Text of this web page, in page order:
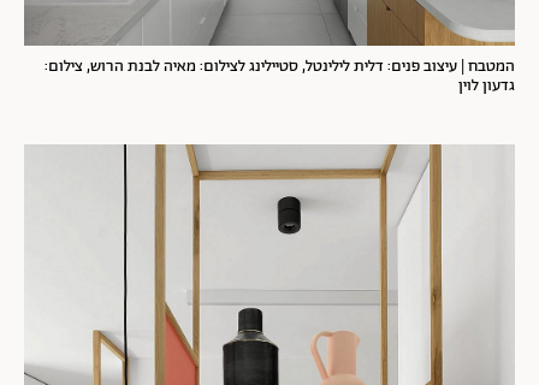
המטבח | עיצוב פנים: דלית לילינטל, סטיילינג לצילום: מאיה לבנת הרוש, צילום:
גדעון לוין